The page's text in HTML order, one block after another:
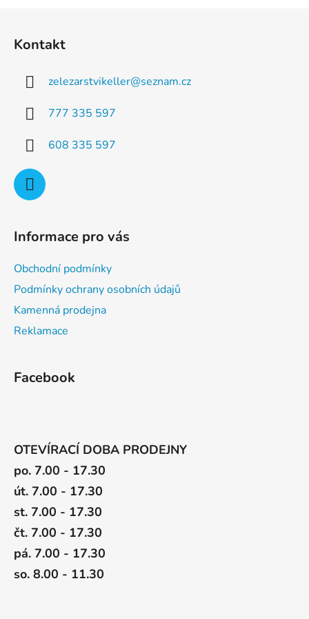
v
Kontakt
zelezarstvikeller@seznam.cz
777 335 597
608 335 597
Informace pro vás
Obchodní podmínky
Podmínky ochrany osobních údajů
Kamenná prodejna
Reklamace
Facebook
OTEVÍRACÍ DOBA PRODEJNY
po. 7.00 - 17.30
út. 7.00 - 17.30
st. 7.00 - 17.30
čt. 7.00 - 17.30
pá. 7.00 - 17.30
so. 8.00 - 11.30